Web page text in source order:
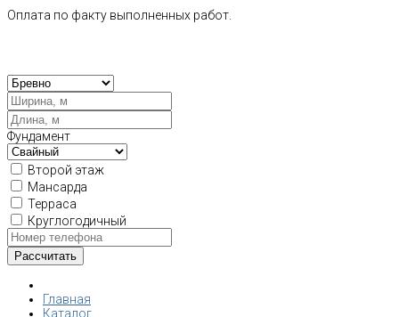
Оплата по факту выполненных работ.
Фундамент
Второй этаж
Мансарда
Терраса
Круглогодичный
Главная
Каталог